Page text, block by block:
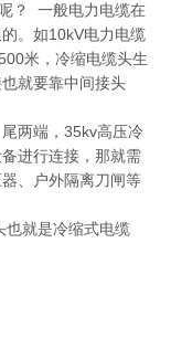
？ 一般电力电缆在
。如10kV电力电缆
米，冷缩电缆头生
就要靠中间接头
两端，35kv高压冷
进行连接，那就需
、户外隔离刀闸等
就是冷缩式电缆